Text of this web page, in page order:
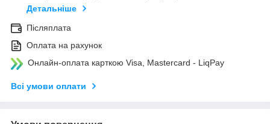
Детальніше
Післяплата
Оплата на рахунок
Онлайн-оплата карткою Visa, Mastercard - LiqPay
Всі умови оплати